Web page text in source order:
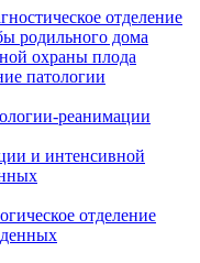
отделение
родильного дома
охраны плода
патологии
реанимации
и интенсивной
отделение